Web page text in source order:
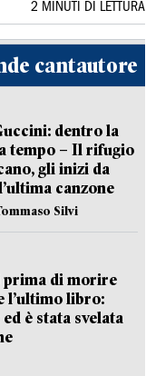
2 MINUTI DI LETTURA
cantautore
dentro la
tempo – Il rifugio
gli inizi da
canzone
Silvi
prima di morire
l’ultimo libro:
è stata svelata